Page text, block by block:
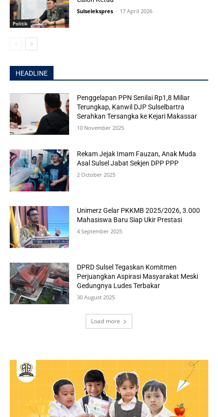
Politik
Sulselekspres - 17 April 2026
HEADLINE
Penggelapan PPN Senilai Rp1,8 Miliar
Terungkap, Kanwil DJP Sulselbartra
Serahkan Tersangka ke Kejari Makassar
10 November 2025
Rekam Jejak Imam Fauzan, Anak Muda
Asal Sulsel Jabat Sekjen DPP PPP
2 October 2025
Unimerz Gelar PKKMB 2025/2026, 3.000
Mahasiswa Baru Siap Ukir Prestasi
4 September 2025
DPRD Sulsel Tegaskan Komitmen
Perjuangkan Aspirasi Masyarakat Meski
Gedungnya Ludes Terbakar
30 August 2025
Load more